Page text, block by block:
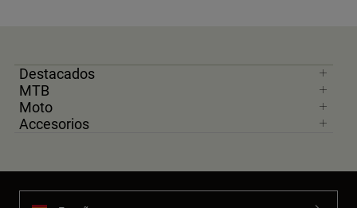
Destacados
MTB
Moto
Accesorios